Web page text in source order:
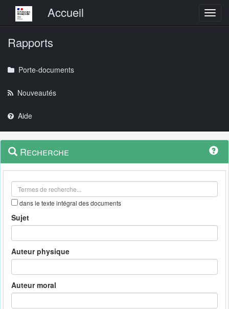
Menu principalAccueil
Rapports
Porte-documents
Nouveautés
Aide
Navigation
outils
Menu
contextuel
Recherche
dans le texte intégral des documents
Sujet
Auteur physique
Auteur moral